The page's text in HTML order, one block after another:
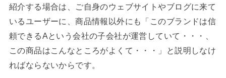
紹介する場合は、ご自身のウェブサイトやブログに来て
いるユーザーに、商品情報以外にも「このブランドは信
頼できるAという会社の子会社が運営していて・・・、
この商品はこんなところがよくて・・・」と説明しなけ
ればならないからです。